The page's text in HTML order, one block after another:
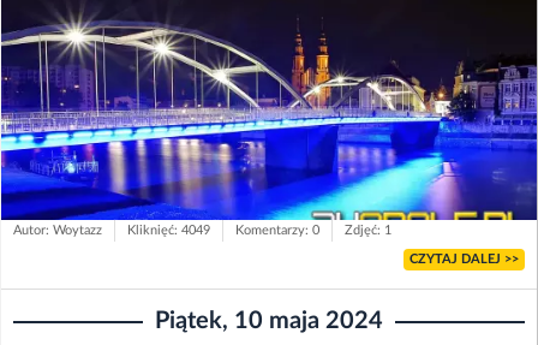
Autor: Woytazz Kliknięć: 4049 Komentarzy: 0 Zdjęć: 1
CZYTAJ DALEJ >>
Piątek, 10 maja 2024